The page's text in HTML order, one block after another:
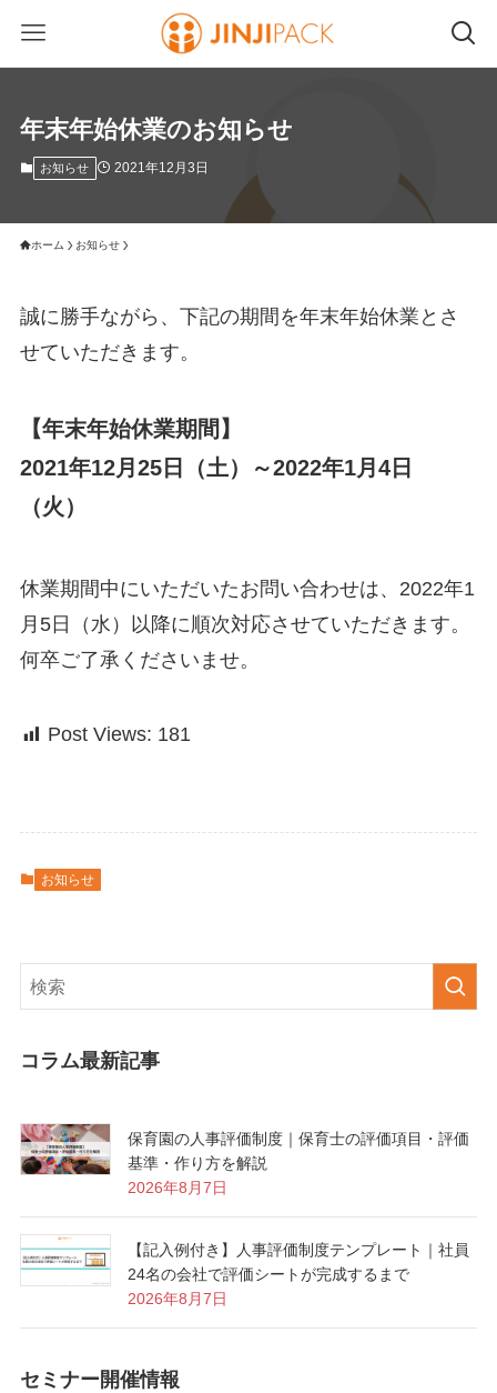
年末年始休業のお知らせ
お知らせ 2021年12月3日
ホーム お知らせ
誠に勝手ながら、下記の期間を年末年始休業とさ
せていただきます。
【年末年始休業期間】
2021年12月25日（土）～2022年1月4日
（火）
休業期間中にいただいたお問い合わせは、2022年1
月5日（水）以降に順次対応させていただきます。
何卒ご了承くださいませ。
Post Views: 181
お知らせ
コラム最新記事
保育園の人事評価制度｜保育士の評価項目・評価
基準・作り方を解説
2026年8月7日
【記入例付き】人事評価制度テンプレート｜社員
24名の会社で評価シートが完成するまで
2026年8月7日
セミナー開催情報